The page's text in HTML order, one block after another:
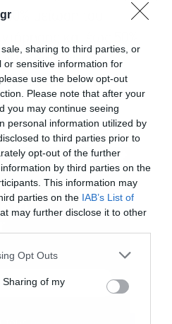
sharing to third parties, or
or sensitive information for
use the below opt-out
Please note that after your
you may continue seeing
personal information utilized by
to third parties prior to
opt-out of the further
by third parties on the
This information may
parties on the IAB’s List of
may further disclose it to other
Opt Outs
of my
μείωση του
ενώ
η ασφάλεια και